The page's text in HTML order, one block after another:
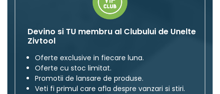
Devino si TU membru al Clubului de Unelte
Zivtool
Oferte exclusive in fiecare luna.
Oferte cu stoc limitat.
Promotii de lansare de produse.
Veti fi primul care afla despre vanzari si stiri.